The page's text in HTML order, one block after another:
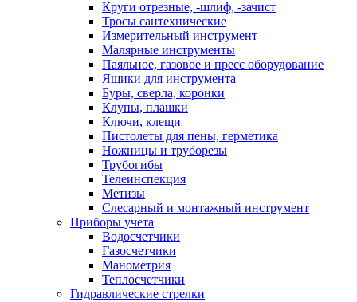
Круги отрезные, -шлиф, -зачист
Тросы сантехнические
Измерительный инструмент
Малярные инструменты
Паяльное, газовое и пресс оборудование
Ящики для инструмента
Буры, сверла, коронки
Клупы, плашки
Ключи, клещи
Пистолеты для пены, герметика
Ножницы и труборезы
Трубогибы
Телеинспекция
Метизы
Слесарный и монтажный инструмент
Приборы учета
Водосчетчики
Газосчетчики
Манометрия
Теплосчетчики
Гидравлические стрелки